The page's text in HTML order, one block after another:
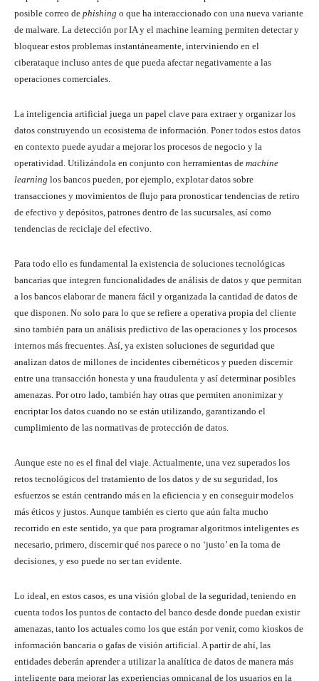
posible correo de phishing o que ha interaccionado con una nueva variante
de malware. La detección por IA y el machine learning permiten detectar y
bloquear estos problemas instantáneamente, interviniendo en el
ciberataque incluso antes de que pueda afectar negativamente a las
operaciones comerciales.
La inteligencia artificial juega un papel clave para extraer y organizar los
datos construyendo un ecosistema de información. Poner todos estos datos
en contexto puede ayudar a mejorar los procesos de negocio y la
operatividad. Utilizándola en conjunto con herramientas de machine
learning los bancos pueden, por ejemplo, explotar datos sobre
transacciones y movimientos de flujo para pronosticar tendencias de retiro
de efectivo y depósitos, patrones dentro de las sucursales, así como
tendencias de reciclaje del efectivo.
Para todo ello es fundamental la existencia de soluciones tecnológicas
bancarias que integren funcionalidades de análisis de datos y que permitan
a los bancos elaborar de manera fácil y organizada la cantidad de datos de
que disponen. No solo para lo que se refiere a operativa propia del cliente
sino también para un análisis predictivo de las operaciones y los procesos
internos más frecuentes. Así, ya existen soluciones de seguridad que
analizan datos de millones de incidentes cibernéticos y pueden discernir
entre una transacción honesta y una fraudulenta y así determinar posibles
amenazas. Por otro lado, también hay otras que permiten anonimizar y
encriptar los datos cuando no se están utilizando, garantizando el
cumplimiento de las normativas de protección de datos.
Aunque este no es el final del viaje. Actualmente, una vez superados los
retos tecnológicos del tratamiento de los datos y de su seguridad, los
esfuerzos se están centrando más en la eficiencia y en conseguir modelos
más éticos y justos. Aunque también es cierto que aún falta mucho
recorrido en este sentido, ya que para programar algoritmos inteligentes es
necesario, primero, discernir qué nos parece o no ‘justo’ en la toma de
decisiones, y eso puede no ser tan evidente.
Lo ideal, en estos casos, es una visión global de la seguridad, teniendo en
cuenta todos los puntos de contacto del banco desde donde puedan existir
amenazas, tanto los actuales como los que están por venir, como kioskos de
información bancaria o gafas de visión artificial. A partir de ahí, las
entidades deberán aprender a utilizar la analítica de datos de manera más
inteligente para mejorar las experiencias omnicanal de los usuarios en la